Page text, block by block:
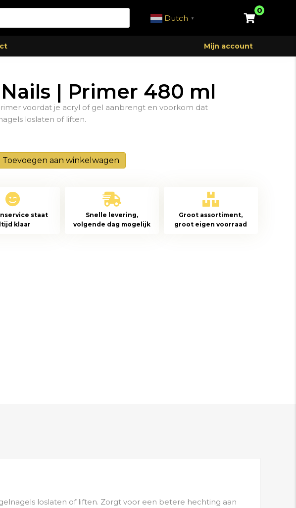
Dutch ▼
0
Mijn account
| Primer 480 ml
voordat je acryl of gel aanbrengt en voorkom dat
loslaten of liften.
Toevoegen aan winkelwagen
staat
klaar
Snelle levering,
volgende dag mogelijk
Groot assortiment,
groot eigen voorraad
loslaten of liften. Zorgt voor een betere hechting aan